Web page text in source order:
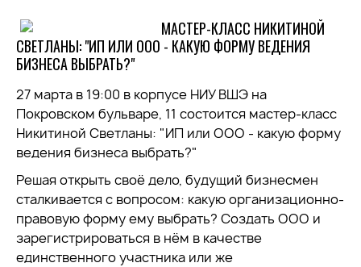
МАСТЕР-КЛАСС НИКИТИНОЙ
СВЕТЛАНЫ: "ИП ИЛИ ООО - КАКУЮ ФОРМУ ВЕДЕНИЯ
БИЗНЕСА ВЫБРАТЬ?"
27 марта в 19:00 в корпусе НИУ ВШЭ на
Покровском бульваре, 11 состоится мастер-класс
Никитиной Светланы: "ИП или ООО - какую форму
ведения бизнеса выбрать?"
Решая открыть своё дело, будущий бизнесмен
сталкивается с вопросом: какую организационно-
правовую форму ему выбрать? Создать ООО и
зарегистрироваться в нём в качестве
единственного участника или же